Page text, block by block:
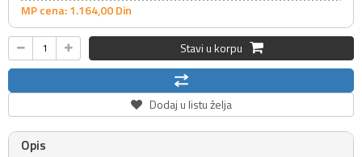
MP cena: 1.164,00Din
Stavi u korpu
Dodaj u listu želja
Opis